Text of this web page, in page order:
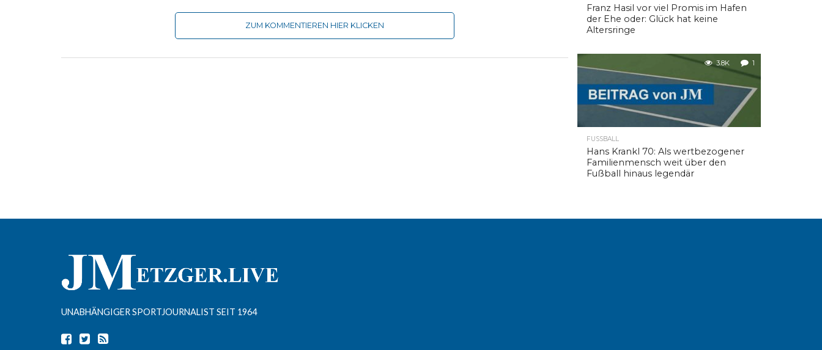
ZUM KOMMENTIEREN HIER KLICKEN
Franz Hasil vor viel Promis im Hafen
der Ehe oder: Glück hat keine
Altersringe
3.8K 1
FUSSBALL
Hans Krankl 70: Als wertbezogener
Familienmensch weit über den
Fußball hinaus legendär
UNABHÄNGIGER SPORTJOURNALIST SEIT 1964